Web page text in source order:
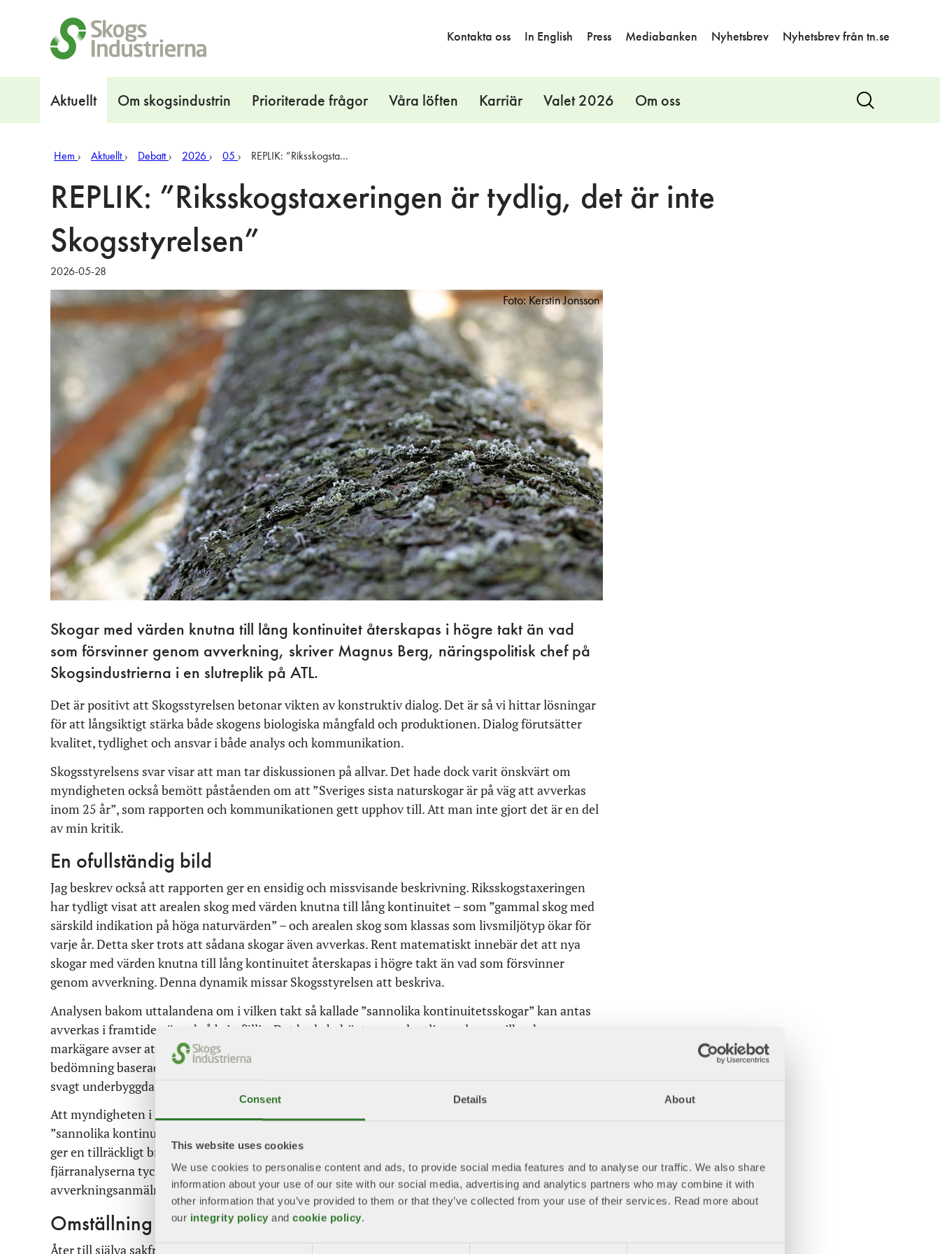
Consent Details About
This website uses cookies
We use cookies to personalise content and ads, to provide social media features and to analyse our traffic. We also share
information about your use of our site with our social media, advertising and analytics partners who may combine it with
other information that you’ve provided to them or that they’ve collected from your use of their services. Read more about
our integrity policy and cookie policy.
Consent
Kontakta oss In English Press Mediabanken Nyhetsbrev Nyhetsbrev från tn.se
Navigation
Aktuellt Om skogsindustrin Prioriterade frågor Våra löften Karriär Valet 2026 Om oss
Visa
sök
Hem Aktuellt Debatt 2026 05 REPLIK: ”Riksskogsta...
REPLIK: ”Riksskogstaxeringen är tydlig, det är inte
Skogsstyrelsen”
2026-05-28
Foto: Kerstin Jonsson
Skogar med värden knutna till lång kontinuitet återskapas i högre takt än vad
som försvinner genom avverkning, skriver Magnus Berg, näringspolitisk chef på
Skogsindustrierna i en slutreplik på ATL.
Det är positivt att Skogsstyrelsen betonar vikten av konstruktiv dialog. Det är så vi hittar lösningar
för att långsiktigt stärka både skogens biologiska mångfald och produktionen. Dialog förutsätter
kvalitet, tydlighet och ansvar i både analys och kommunikation.
Skogsstyrelsens svar visar att man tar diskussionen på allvar. Det hade dock varit önskvärt om
myndigheten också bemött påståenden om att ”Sveriges sista naturskogar är på väg att avverkas
inom 25 år”, som rapporten och kommunikationen gett upphov till. Att man inte gjort det är en del
av min kritik.
En ofullständig bild
Jag beskrev också att rapporten ger en ensidig och missvisande beskrivning. Riksskogstaxeringen
har tydligt visat att arealen skog med värden knutna till lång kontinuitet – som ”gammal skog med
särskild indikation på höga naturvärden” – och arealen skog som klassas som livsmiljötyp ökar för
varje år. Detta sker trots att sådana skogar även avverkas. Rent matematiskt innebär det att nya
skogar med värden knutna till lång kontinuitet återskapas i högre takt än vad som försvinner
genom avverkning. Denna dynamik missar Skogsstyrelsen att beskriva.
Analysen bakom uttalandena om i vilken takt så kallade ”sannolika kontinuitetsskogar” kan antas
avverkas i framtiden är också bristfällig. Det hade behövts en ordentlig analys av vilka skogar som
markägare avser att bruka respektive har som frivilliga avsättningar. Nu är det snarare en
bedömning baserad på ett enkelt räkneexempel med siffror för enstaka år, som används för att göra
svagt underbyggda antaganden långt fram i tiden.
Att myndigheten i sin tillsynsverksamhet inte agerar för att stoppa avverkningar av just sådana
”sannolika kontinuitetsskogar” illustrerar också att de fjärranalyser som rapporten bygger på inte
ger en tillräckligt bra beskrivning av skogarnas faktiska naturvärden. Skogar som fångats i
fjärranalyserna tycks helt enkelt inte ansetts vara annat än relativt triviala skogar när
avverkningsanmälningarna granskats i myndighetens tillsynsarbete.
Omställning har gett resultat
Åter till själva sakfrågan, utvecklingen i skogen. Skogsbruket gjorde en radikal omställning för 30 år